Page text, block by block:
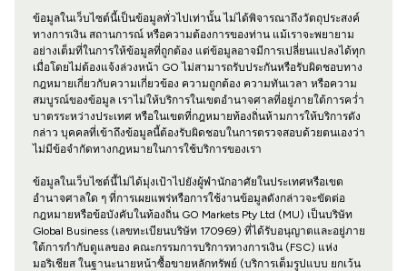
ข้อมูลในเว็บไซต์นี้เป็นข้อมูลทั่วไปเท่านั้น ไม่ได้พิจารณาถึงวัตถุประสงค์
ทางการเงิน สถานการณ์ หรือความต้องการของท่าน แม้เราจะพยายาม
อย่างเต็มที่ในการให้ข้อมูลที่ถูกต้อง แต่ข้อมูลอาจมีการเปลี่ยนแปลงได้ทุก
เมื่อโดยไม่ต้องแจ้งล่วงหน้า GO ไม่สามารถรับประกันหรือรับผิดชอบทาง
กฎหมายเกี่ยวกับความเกี่ยวข้อง ความถูกต้อง ความทันเวลา หรือความ
สมบูรณ์ของข้อมูล เราไม่ให้บริการในเขตอำนาจศาลที่อยู่ภายใต้การคว่ำ
บาตรระหว่างประเทศ หรือในเขตที่กฎหมายท้องถิ่นห้ามการให้บริการดัง
กล่าว บุคคลที่เข้าถึงข้อมูลนี้ต้องรับผิดชอบในการตรวจสอบด้วยตนเองว่า
ไม่มีข้อจำกัดทางกฎหมายในการใช้บริการของเรา
ข้อมูลในเว็บไซต์นี้ไม่ได้มุ่งเป้าไปยังผู้พำนักอาศัยในประเทศหรือเขต
อำนาจศาลใด ๆ ที่การเผยแพร่หรือการใช้งานข้อมูลดังกล่าวจะขัดต่อ
กฎหมายหรือข้อบังคับในท้องถิ่น GO Markets Pty Ltd (MU) เป็นบริษัท
Global Business (เลขทะเบียนบริษัท 170969) ที่ได้รับอนุญาตและอยู่ภาย
ใต้การกำกับดูแลของ คณะกรรมการบริการทางการเงิน (FSC) แห่ง
มอริเชียส ในฐานะนายหน้าซื้อขายหลักทรัพย์ (บริการเต็มรูปแบบ ยกเว้น